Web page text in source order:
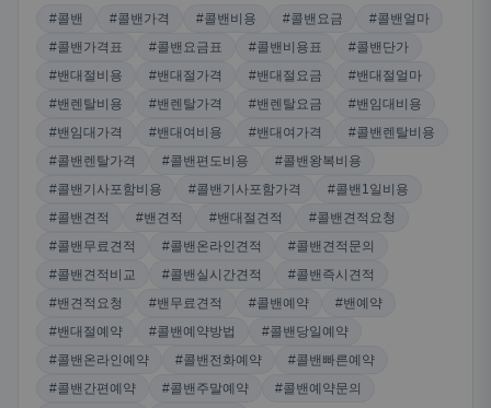
#콜밴 #콜밴가격 #콜밴비용 #콜밴요금
#콜밴얼마
#콜밴가격표
#콜밴요금표 #콜밴비용표
#콜밴단가
#밴대절비용
#밴대절가격 #밴대절요금
#밴대절얼마
#밴렌탈비용
#밴렌탈가격 #밴렌탈요금
#밴임대비용
#밴임대가격
#밴대여비용 #밴대여가격
#콜밴렌탈비용
#콜밴렌탈가격
#콜밴편도비용
#콜밴왕복비용
#콜밴기사포함비용
#콜밴기사포함가격
#콜밴1일비용
#콜밴견적
#밴견적 #밴대절견적
#콜밴견적요청
#콜밴무료견적
#콜밴온라인견적
#콜밴견적문의
#콜밴견적비교
#콜밴실시간견적
#콜밴즉시견적
#밴견적요청
#밴무료견적 #콜밴예약
#밴예약
#밴대절예약
#콜밴예약방법
#콜밴당일예약
#콜밴온라인예약
#콜밴전화예약
#콜밴빠른예약
#콜밴간편예약
#콜밴주말예약
#콜밴예약문의